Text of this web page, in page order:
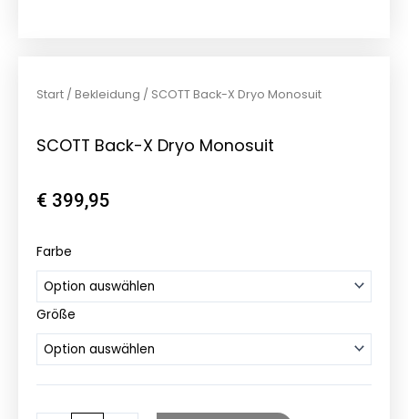
Start / Bekleidung / SCOTT Back-X Dryo Monosuit
SCOTT Back-X Dryo Monosuit
€ 399,95
Farbe
Größe
SCOTT
Back-
Dryo
Monosuit
Menge